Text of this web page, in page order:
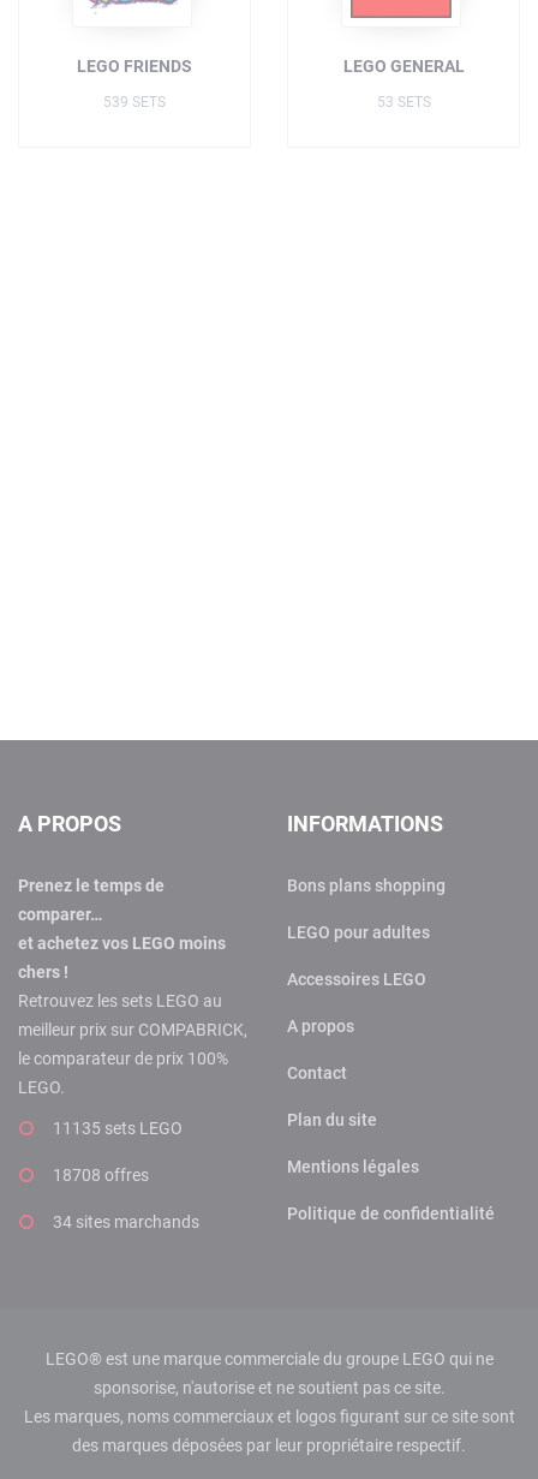
LEGO FRIENDS
539 SETS
LEGO GENERAL
53 SETS
A PROPOS
Prenez le temps de
comparer…
et achetez vos LEGO moins
chers !
Retrouvez les sets LEGO au
meilleur prix sur COMPABRICK,
le comparateur de prix 100%
LEGO.
11135 sets LEGO
18708 offres
34 sites marchands
INFORMATIONS
Bons plans shopping
LEGO pour adultes
Accessoires LEGO
A propos
Contact
Plan du site
Mentions légales
Politique de confidentialité
LEGO® est une marque commerciale du groupe LEGO qui ne
sponsorise, n'autorise et ne soutient pas ce site.
Les marques, noms commerciaux et logos figurant sur ce site sont
des marques déposées par leur propriétaire respectif.